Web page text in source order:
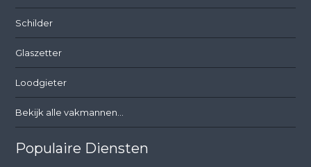
Schilder
Glaszetter
Loodgieter
Bekijk alle vakmannen...
Populaire Diensten